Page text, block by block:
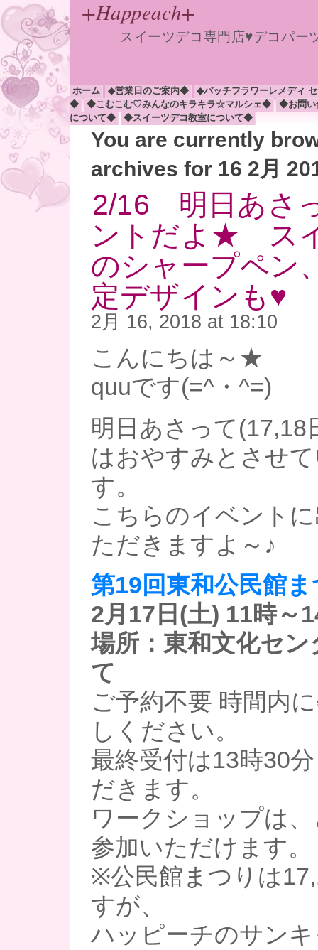
+Happeach+
スイーツデコ専門店♥デコパ
ホーム ◆営業日のご案内◆
◆バッチフラワーレメディ
◆
◆こむこむ♡みんなのキラキラ☆マルシェ◆
◆お問
について◆
◆スイーツデコ教室について◆
You are currently
archives for 16 2月
2/16 明日あさ
ントだよ★ ス
のシャープペン
定デザインも♥
2月 16, 2018 at 18:10
こんにちは～★
quuです(=^・^=)
明日あさって(17,18
はおやすみとさせ
す。
こちらのイベント
ただきますよ～♪
第19回東和公民館
2月17日(土) 11時～
場所：東和文化セン
て
ご予約不要 時間内
しください。
最終受付は13時30
だきます。
ワークショップは
参加いただけます。
※公民館まつりは
すが、
ハッピーチのサン